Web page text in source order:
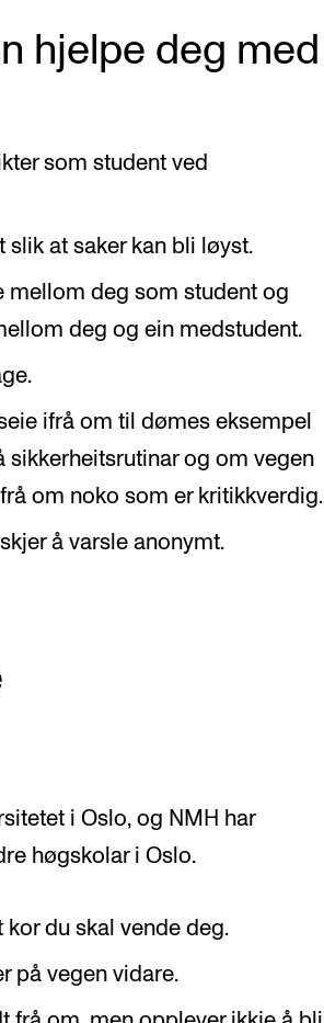
hjelpe deg med
som student ved
slik at saker kan bli løyst.
mellom deg som student og
deg og ein medstudent.
ifrå om til dømes eksempel
og om vegen
om noko som er kritikkverdig.
å varsle anonymt.
i Oslo, og NMH har
høgskolar i Oslo.
du skal vende deg.
på vegen vidare.